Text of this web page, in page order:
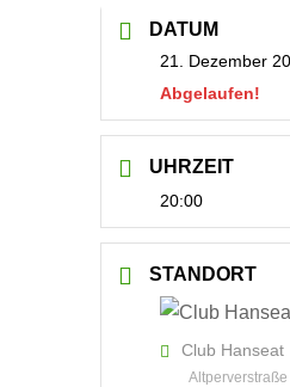
DATUM
21. Dezember
Abgelaufen!
UHRZEIT
20:00
STANDORT
Club Hanseat